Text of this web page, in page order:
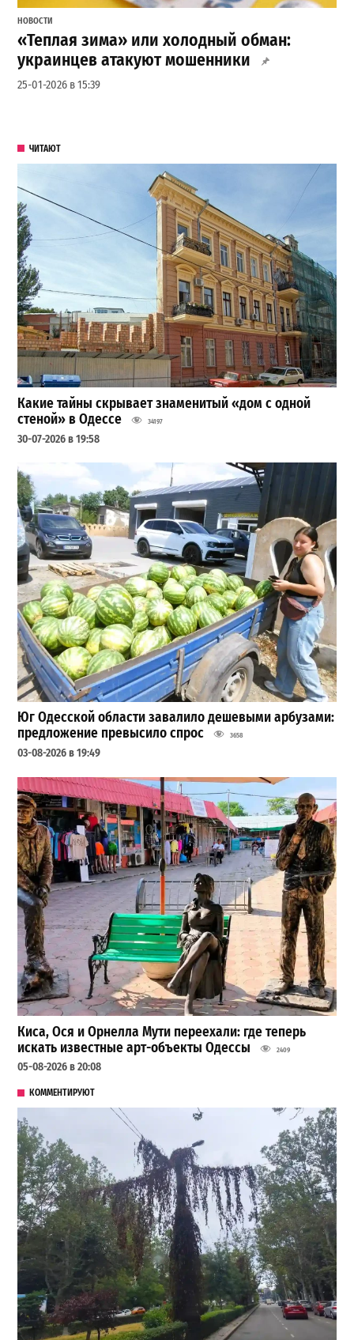
НОВОСТИ
«Теплая зима» или холодный обман:
украинцев атакуют мошенники
25-01-2026 в 15:39
ЧИТАЮТ
Какие тайны скрывает знаменитый «дом с одной
стеной» в Одессе
34197
30-07-2026 в 19:58
Юг Одесской области завалило дешевыми арбузами:
предложение превысило спрос
3658
03-08-2026 в 19:49
Киса, Ося и Орнелла Мути переехали: где теперь
искать известные арт-объекты Одессы
2409
05-08-2026 в 20:08
КОММЕНТИРУЮТ